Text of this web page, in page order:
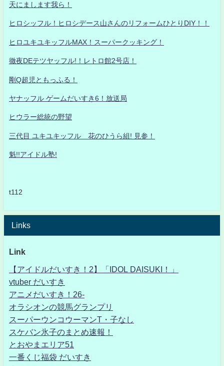
天にまします我ら！
ヒロシッフル！ヒロシデース山さんのリフォームひとりDIY！！
ヒロユキユキッフルMAX！スーパークッキング！
徹夜DEテツヤッフル!！レトロ館2号店！
剛Q超児ともっふる！
ヤナッフル ゲームだいすき6！放送局
ヒウラー総統の野望
三代目 ユキユキッフル 花のひうら組! 見参！
魁!!アイドル塾!
t112
Links
Link
【アイドルだいすき！2】「IDOL DAISUKI！」
vtuber だいすき
アニメだいすき！26-
オラシオンの競馬グランプリ
スーパーウンコウーマンT・子なし
スケバン氷子のまとめ速報！
とおやまエリア51
一番くじ福袋 だいすき